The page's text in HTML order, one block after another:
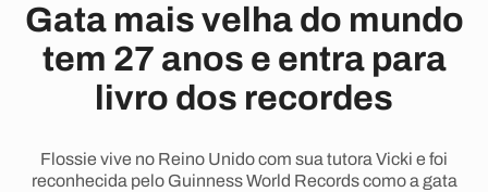
Gata mais velha do mundo
tem 27 anos e entra para
livro dos recordes
Flossie vive no Reino Unido com sua tutora Vicki e foi
reconhecida pelo Guinness World Records como a gata